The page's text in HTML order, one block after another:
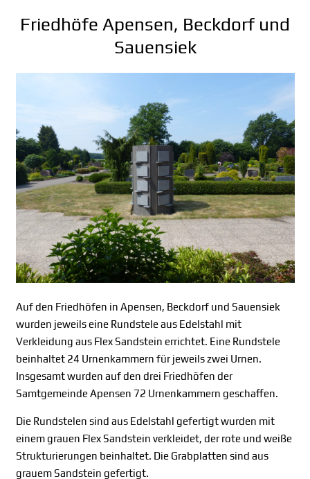
Friedhöfe Apensen, Beckdorf und
Sauensiek
Auf den Friedhöfen in Apensen, Beckdorf und Sauensiek
wurden jeweils eine Rundstele aus Edelstahl mit
Verkleidung aus Flex Sandstein errichtet. Eine Rundstele
beinhaltet 24 Urnenkammern für jeweils zwei Urnen.
Insgesamt wurden auf den drei Friedhöfen der
Samtgemeinde Apensen 72 Urnenkammern geschaffen.
Die Rundstelen sind aus Edelstahl gefertigt wurden mit
einem grauen Flex Sandstein verkleidet, der rote und weiße
Strukturierungen beinhaltet. Die Grabplatten sind aus
grauem Sandstein gefertigt.